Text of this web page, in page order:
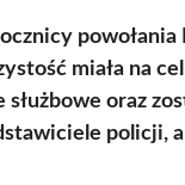
miała na
oraz
policji,